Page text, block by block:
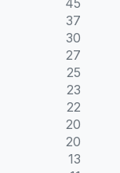
37
30
27
25
23
22
20
20
13